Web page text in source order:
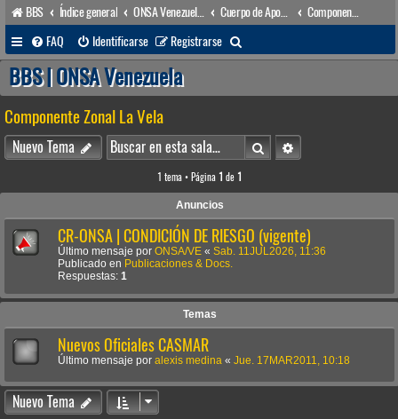
BBS Índice general
FAQ
Identificarse Registrarse
u
a
r
BBS | ONSA Venezuela
Componente Zonal La Vela
Nuevo Tema BuscarBúsqueda avanzada
1 tema • Página 1 de 1
Anuncios
CR-ONSA | CONDICIÓN DE RIESGO (vigente)
Último mensaje por ONSA/VE « Sab. 11JUL2026, 11:36
Publicado en Publicaciones & Docs.
Respuestas: 1
Temas
Nuevos Oficiales CASMAR
Último mensaje por alexis medina « Jue. 17MAR2011, 10:18
Nuevo Tema